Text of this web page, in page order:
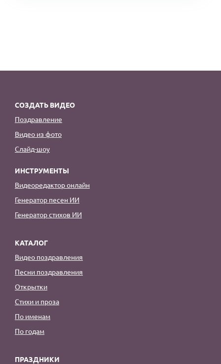
СОЗДАТЬ ВИДЕО
Поздравление
Видео из фото
Слайд-шоу
ИНСТРУМЕНТЫ
Видеоредактор онлайн
Генератор песен ИИ
Генератор стихов ИИ
КАТАЛОГ
Видео поздравления
Песни поздравления
Открытки
Стихи и проза
По именам
По годам
ПРАЗДНИКИ